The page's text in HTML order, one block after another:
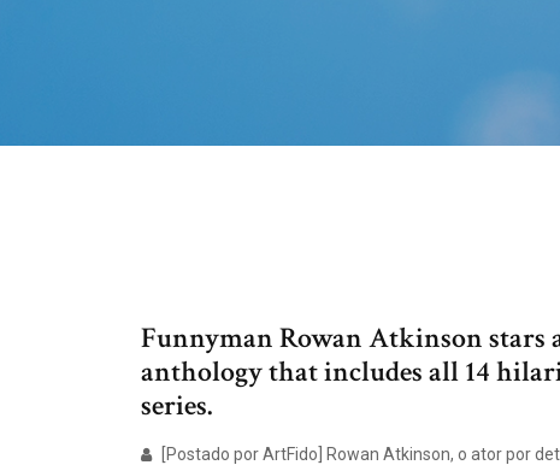
Funnyman Rowan Atkinson stars
anthology that includes all 14
series.
[Postado por ArtFido] Rowan Atkinson, o ator por